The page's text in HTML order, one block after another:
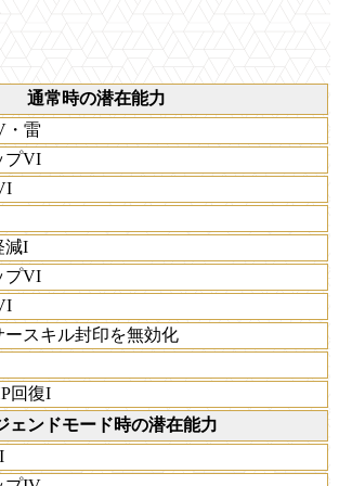
通常時の潜在能力
・雷
プVI
減I
プVI
スキル封印を無効化
回復I
ェンドモード時の潜在能力